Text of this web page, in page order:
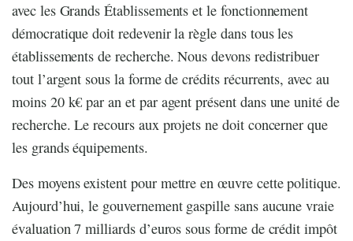
avec les Grands Établissements et le fonctionnement
démocratique doit redevenir la règle dans tous les
établissements de recherche. Nous devons redistribuer
tout l’argent sous la forme de crédits récurrents, avec au
moins 20 k€ par an et par agent présent dans une unité de
recherche. Le recours aux projets ne doit concerner que
les grands équipements.
Des moyens existent pour mettre en œuvre cette politique.
Aujourd’hui, le gouvernement gaspille sans aucune vraie
évaluation 7 milliards d’euros sous forme de crédit impôt